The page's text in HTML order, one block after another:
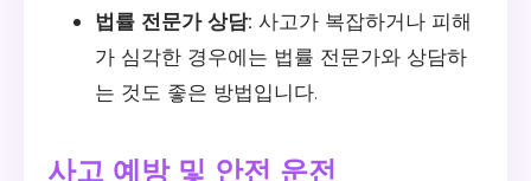
법률 전문가 상담: 사고가 복잡하거나 피해
가 심각한 경우에는 법률 전문가와 상담하
는 것도 좋은 방법입니다.
사고 예방 및 안전 운전